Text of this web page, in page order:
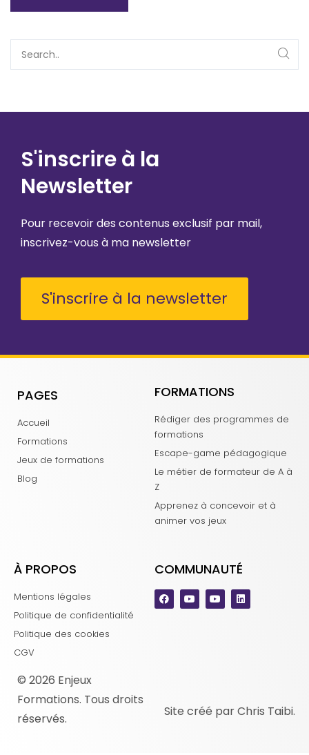
S'inscrire à la
Newsletter
Pour recevoir des contenus exclusif par mail,
inscrivez-vous à ma newsletter
S'inscrire à la newsletter
PAGES
Accueil
Formations
Jeux de formations
Blog
FORMATIONS
Rédiger des programmes de
formations
Escape-game pédagogique
Le métier de formateur de A à
Z
Apprenez à concevoir et à
animer vos jeux
À PROPOS
Mentions légales
Politique de confidentialité
Politique des cookies
CGV
COMMUNAUTÉ
© 2026 Enjeux
Formations. Tous droits
réservés.
Site créé par Chris Taibi.